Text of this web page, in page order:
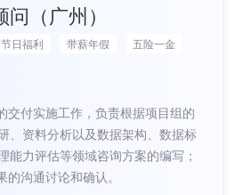
（广州）
节日福利 带薪年假 五险一金
交付实施工作，负责根据项目组的
、资料分析以及数据架构、数据标
能力评估等领域咨询方案的编写；
沟通讨论和确认。